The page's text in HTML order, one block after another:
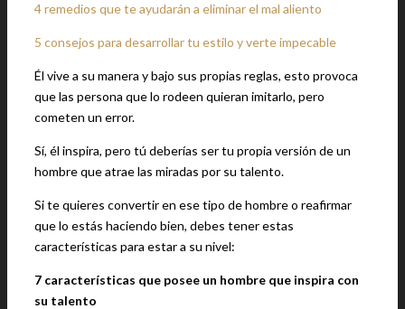
4 remedios que te ayudarán a eliminar el mal aliento
5 consejos para desarrollar tu estilo y verte impecable
Él vive a su manera y bajo sus propias reglas, esto provoca
que las persona que lo rodeen quieran imitarlo, pero
cometen un error.
Sí, él inspira, pero tú deberías ser tu propia versión de un
hombre que atrae las miradas por su talento.
Si te quieres convertir en ese tipo de hombre o reafirmar
que lo estás haciendo bien, debes tener estas
características para estar a su nivel:
7 características que posee un hombre que inspira con
su talento